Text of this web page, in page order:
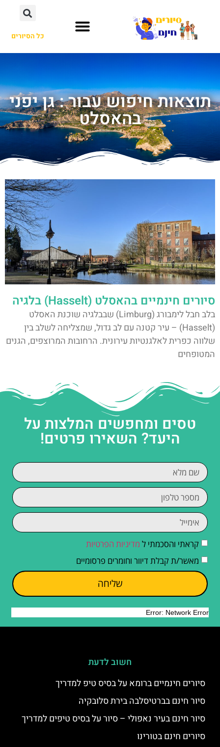
כל הסיורים
תוצאות חיפוש עבור : גן יפני
בהאסלט
סיורים חינמיים בהאסלט (Hasselt) בלגיה
בלב חבל לימבורג (Limburg) שבבלגיה שוכנת האסלט
(Hasselt) – עיר קטנה עם לב גדול, שמצליחה לשלב בין
שלווה כפרית לאלגנטיות עירונית. הרחובות המרוצפים, הגנים
המטופחים
טסים ומחפשים המלצות על
היעד? השאירו פרטים!
קראתי והסכמתי ל מדיניות הפרטיות
מאשר/ת קבלת דיוור וחומרים פרסומיים
שליחה
חשוב לדעת
סיורים חינמיים ברומא על בסיס טיפ למדריך
סיור חינם בברטיסלבה בירת סלובקיה
סיור חינם בעיר נאפולי – סיור על בסיס טיפים למדריך
סיורים חינם בטורינו